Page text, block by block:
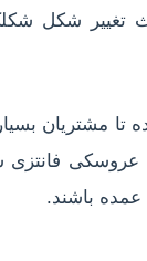
تغییر شکل
مشتریان
عروسکی فانتزی
باشند.